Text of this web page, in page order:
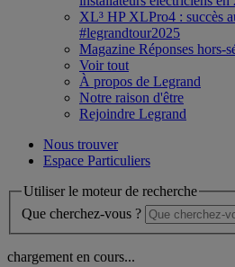
XL³ HP XLPro4 : succès
#legrandtour2025
Magazine Réponses hors-
Voir tout
À propos de Legrand
Notre raison d'être
Rejoindre Legrand
Nous trouver
Espace Particuliers
Utiliser le moteur de recherche
Que cherchez-vous ?
chargement en cours...